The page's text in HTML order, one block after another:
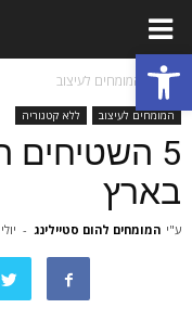
פתח סרגל נגישות
בית המומחים לעיצוב
המומחים לעיצוב ללא קטגוריה
5 השטיחים
בארץ
ע"י המומחים להום סטיילינג - יולי 9, 2023